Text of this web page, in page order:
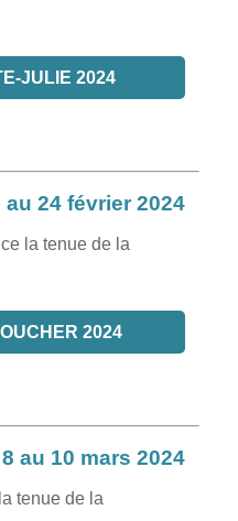
JULIE 2024
au 24 février 2024
la tenue de la
2024
au 10 mars 2024
tenue de la